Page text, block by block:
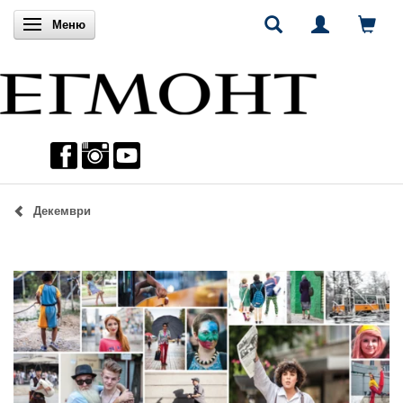
Включи навигацията
Меню
Декември